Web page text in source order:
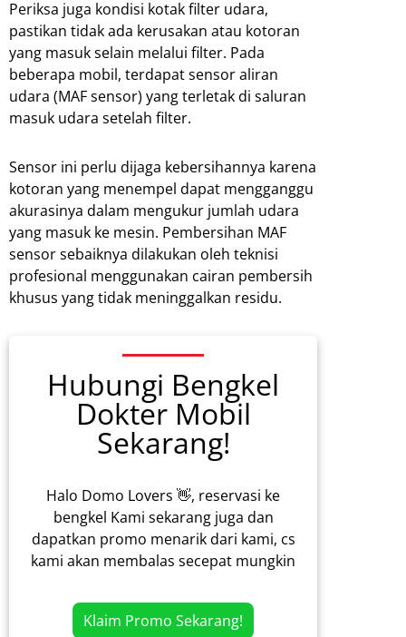
Periksa juga kondisi kotak filter udara,
pastikan tidak ada kerusakan atau kotoran
yang masuk selain melalui filter. Pada
beberapa mobil, terdapat sensor aliran
udara (MAF sensor) yang terletak di saluran
masuk udara setelah filter.
Sensor ini perlu dijaga kebersihannya karena
kotoran yang menempel dapat mengganggu
akurasinya dalam mengukur jumlah udara
yang masuk ke mesin. Pembersihan MAF
sensor sebaiknya dilakukan oleh teknisi
profesional menggunakan cairan pembersih
khusus yang tidak meninggalkan residu.
Hubungi Bengkel
Dokter Mobil
Sekarang!
Halo Domo Lovers 👋, reservasi ke
bengkel Kami sekarang juga dan
dapatkan promo menarik dari kami, cs
kami akan membalas secepat mungkin
Klaim Promo Sekarang!